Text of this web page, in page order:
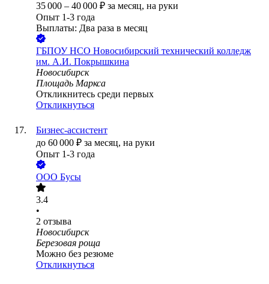
35 000 – 40 000 ₽ за месяц, на руки
Опыт 1-3 года
Выплаты: Два раза в месяц
ГБПОУ НСО Новосибирский технический колледж
им. А.И. Покрышкина
Новосибирск
Площадь Маркса
Откликнитесь среди первых
Откликнуться
Бизнес-ассистент
до 60 000 ₽ за месяц, на руки
Опыт 1-3 года
ООО Бусы
3.4
•
2 отзыва
Новосибирск
Березовая роща
Можно без резюме
Откликнуться